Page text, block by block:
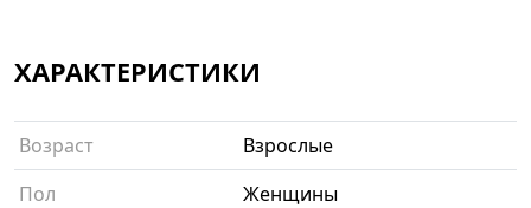
ХАРАКТЕРИСТИКИ
Возраст
Взрослые
Пол
Женщины